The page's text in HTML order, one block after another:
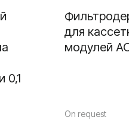
0,1
для
модулей
On request